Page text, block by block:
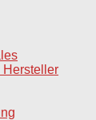
Hersteller